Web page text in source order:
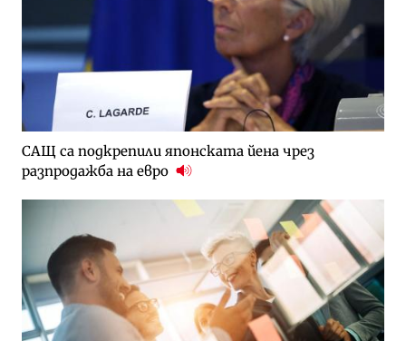
САЩ са подкрепили японската йена чрез
разпродажба на евро